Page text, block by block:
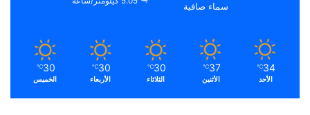
سماء صافية
34
℃
الأحد
37
℃
الأثنين
30
℃
الثلاثاء
30
℃
الأربعاء
30
℃
الخميس